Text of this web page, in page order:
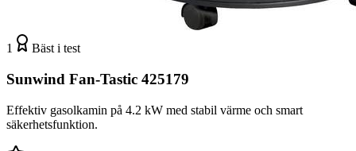
1 Bäst i test
Sunwind Fan-Tastic 425179
Effektiv gasolkamin på 4.2 kW med stabil värme och smart
säkerhetsfunktion.